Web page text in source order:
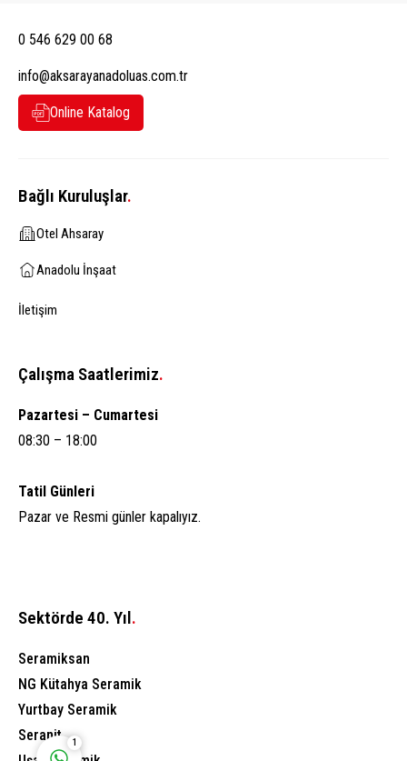
0 546 629 00 68
info@aksarayanadoluas.com.tr
Online Katalog
Bağlı Kuruluşlar.
Otel Ahsaray
Anadolu İnşaat
İletişim
Çalışma Saatlerimiz.
Pazartesi – Cumartesi
08:30 – 18:00
Tatil Günleri
Pazar ve Resmi günler kapalıyız.
Sektörde 40. Yıl.
Seramiksan
NG Kütahya Seramik
Yurtbay Seramik
Seranit
1